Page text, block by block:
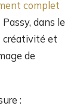
complet
dans le
créativité et
de
: